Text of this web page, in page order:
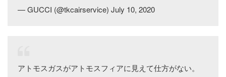
— GUCCI (@tkcairservice) July 10, 2020
アトモスガスがアトモスフィアに見えて仕方がない。